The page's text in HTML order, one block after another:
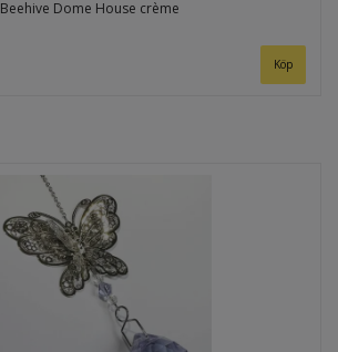
Beehive Dome House crème